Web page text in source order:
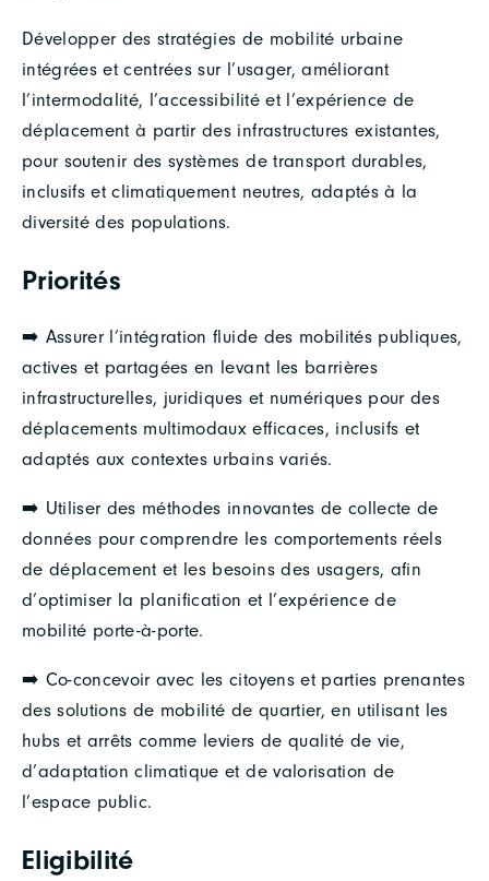
Développer des stratégies de mobilité urbaine
intégrées et centrées sur l’usager, améliorant
l’intermodalité, l’accessibilité et l’expérience de
déplacement à partir des infrastructures existantes,
pour soutenir des systèmes de transport durables,
inclusifs et climatiquement neutres, adaptés à la
diversité des populations.
Priorités
➡️ Assurer l’intégration fluide des mobilités publiques,
actives et partagées en levant les barrières
infrastructurelles, juridiques et numériques pour des
déplacements multimodaux efficaces, inclusifs et
adaptés aux contextes urbains variés.
➡️ Utiliser des méthodes innovantes de collecte de
données pour comprendre les comportements réels
de déplacement et les besoins des usagers, afin
d’optimiser la planification et l’expérience de
mobilité porte-à-porte.
➡️ Co-concevoir avec les citoyens et parties prenantes
des solutions de mobilité de quartier, en utilisant les
hubs et arrêts comme leviers de qualité de vie,
d’adaptation climatique et de valorisation de
l’espace public.
Eligibilité